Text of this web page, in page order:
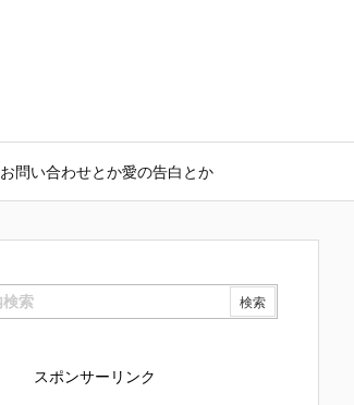
お問い合わせとか愛の告白とか
スポンサーリンク